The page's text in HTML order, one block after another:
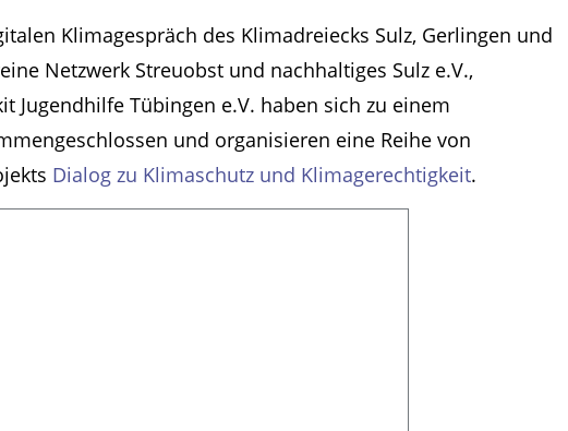
Klimagespräch des Klimadreiecks Sulz, Gerlingen und
Netzwerk Streuobst und nachhaltiges Sulz e.V.,
Jugendhilfe Tübingen e.V. haben sich zu einem
und organisieren eine Reihe von
Dialog zu Klimaschutz und Klimagerechtigkeit.